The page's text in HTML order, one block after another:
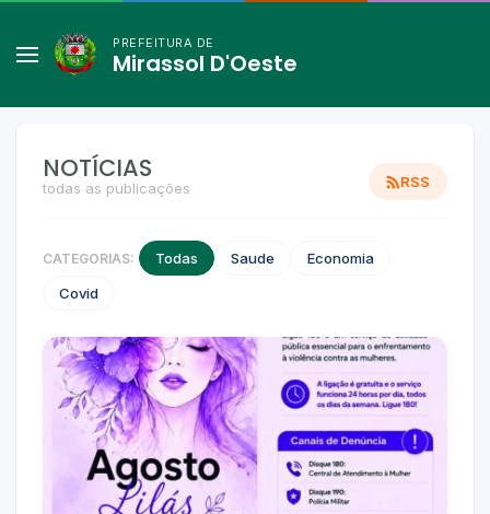
PREFEITURA DE
Mirassol D'Oeste
NOTÍCIAS
todas as publicações RSS
CATEGORIAS: Todas Saude
Economia
Covid